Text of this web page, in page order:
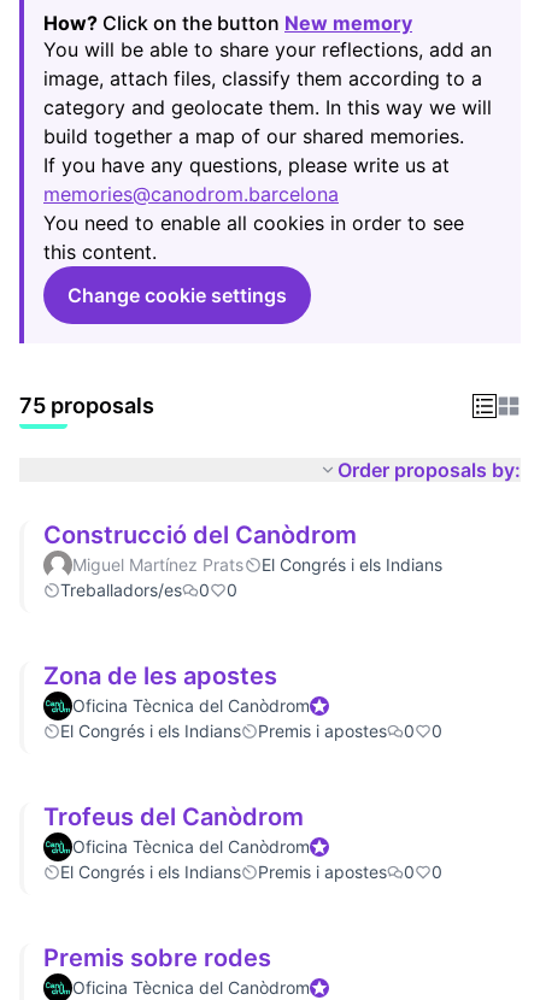
How? Click on the button New memory
(Opens in
You will be able to share your reflections, add an
image, attach files, classify them according to a
category and geolocate them. In this way we will
build together a map of our shared memories.
If you have any questions, please write us at
memories@canodrom.barcelona
(Opens in new tab)
You need to enable all cookies in order to see
this content.
Change cookie settings
75 proposals
Order proposals by:
Construcció del Canòdrom
Miguel Martínez Prats
El Congrés i els Indians
Treballadors/es
0 0
Zona de les apostes
Oficina Tècnica del CanòdromOfficial participant
El Congrés i els Indians
Premis i apostes 0 0
Trofeus del Canòdrom
Oficina Tècnica del CanòdromOfficial participant
El Congrés i els Indians
Premis i apostes 0 0
Premis sobre rodes
Oficina Tècnica del CanòdromOfficial participant